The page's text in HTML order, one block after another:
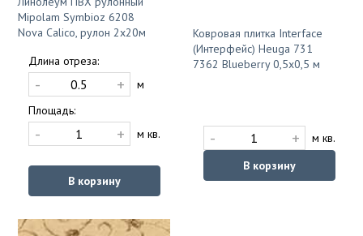
Mipolam Symbioz 6208
Nova Calico, рулон 2х20м
Длина отреза:
- +
м
Площадь:
- + м кв.
В корзину
Ковровая плитка Interface
(Интерфейс) Heuga 731
7362 Blueberry 0,5х0,5 м
- +
м кв.
В корзину